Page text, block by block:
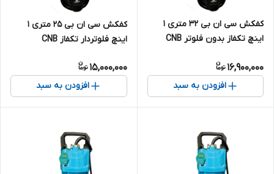
کفکش سی ان بی ۳۲ متری ۱
اینچ تکفاز بدون فلوتر CNB
یک اینچ تک فاز
16,900,000
افزودن به سبد
کفکش سی ان بی ۲۵ متری ۱
اینچ فلوتردار تکفاز CNB
کش یک اینچ تک فاز
15,000,000
افزودن به سبد